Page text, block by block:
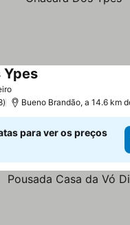
YpesVer preços
Bueno Brandão, a 14.6 km
para ver os preços